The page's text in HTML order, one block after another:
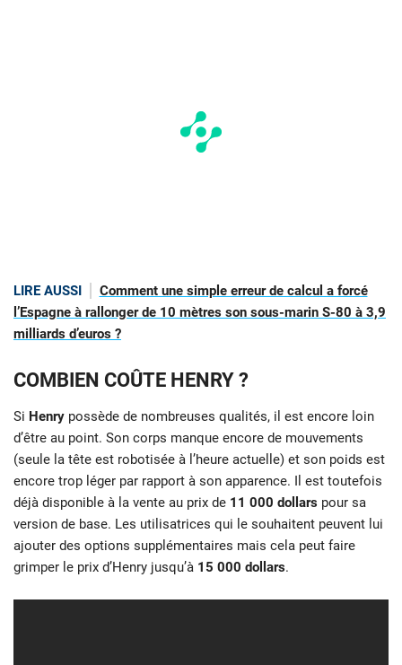
LIRE AUSSI
Comment une simple erreur de calcul a forcé
l’Espagne à rallonger de 10 mètres son sous-marin S-80 à 3,9
milliards d’euros ?
COMBIEN COÛTE HENRY ?
Si Henry possède de nombreuses qualités, il est encore loin
d’être au point. Son corps manque encore de mouvements
(seule la tête est robotisée à l’heure actuelle) et son poids est
encore trop léger par rapport à son apparence. Il est toutefois
déjà disponible à la vente au prix de 11 000 dollars pour sa
version de base. Les utilisatrices qui le souhaitent peuvent lui
ajouter des options supplémentaires mais cela peut faire
grimper le prix d’Henry jusqu’à 15 000 dollars.